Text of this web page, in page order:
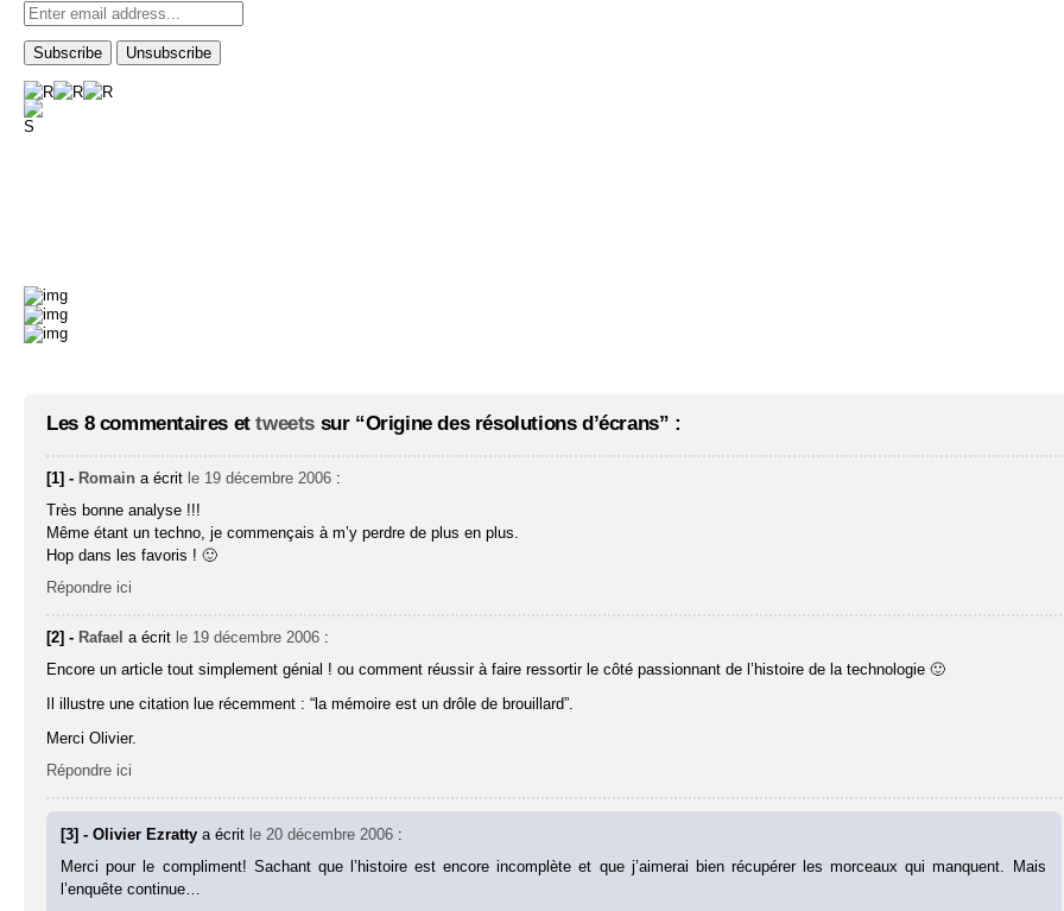
Les 8 commentaires ettweets sur “Origine des résolutions d’écrans” :
[1] - Romain a écrit le 19 décembre 2006 :
Très bonne analyse !!!
Même étant un techno, je commençais à m’y perdre de plus en plus.
Hop dans les favoris ! 🙂
Répondre ici
[2] - Rafael a écrit le 19 décembre 2006 :
Encore un article tout simplement génial ! ou comment réussir à faire ressortir le côté passionnant de l’histoire de la technologie 🙂
Il illustre une citation lue récemment : “la mémoire est un drôle de brouillard”.
Merci Olivier.
Répondre ici
[3] - Olivier Ezrattya écrit le 20 décembre 2006 :
Merci pour le compliment! Sachant que l’histoire est encore incomplète et que j’aimerai bien récupérer les morceaux qui manquent. Mais
l’enquête continue…